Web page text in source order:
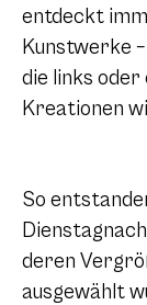
entdeckt
Kunstwerke
die links
Kreationen
So
deren
ausgewählt